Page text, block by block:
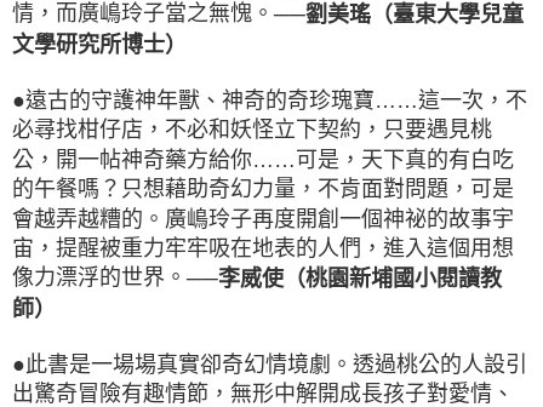
情，而廣嶋玲子當之無愧。 ──劉美瑤（臺東大學兒童
文學研究所博士）
●遠古的守護神年獸、神奇的奇珍瑰寶……這一次，不
必尋找柑仔店，不必和妖怪立下契約，只要遇見桃
公，開一帖神奇藥方給你……可是，天下真的有白吃
的午餐嗎？只想藉助奇幻力量，不肯面對問題，可是
會越弄越糟的。廣嶋玲子再度開創一個神祕的故事宇
宙，提醒被重力牢牢吸在地表的人們，進入這個用想
像力漂浮的世界。 ──李威使（桃園新埔國小閱讀教
師）
●此書是一場場真實卻奇幻情境劇。透過桃公的人設引
出驚奇冒險有趣情節，無形中解開成長孩子對愛情、